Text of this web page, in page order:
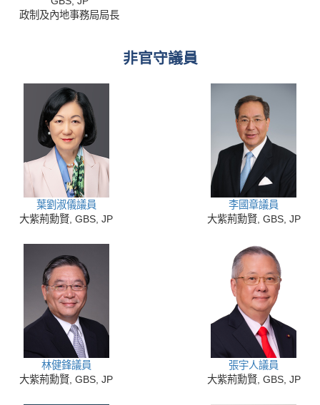
政制及內地事務局局長
非官守議員
葉劉淑儀議員
大紫荊勳賢, GBS, JP
李國章議員
大紫荊勳賢, GBS, JP
林健鋒議員
大紫荊勳賢, GBS, JP
張宇人議員
大紫荊勳賢, GBS, JP